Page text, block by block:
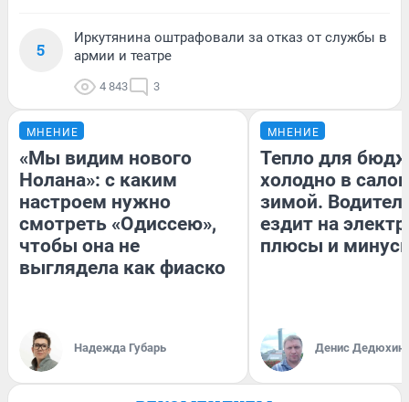
5
Иркутянина оштрафовали за отказ от службы в
армии и театре
4 843 3
МНЕНИЕ
«Мы видим нового
Нолана»: с каким
настроем нужно
смотреть «Одиссею»,
чтобы она не
выглядела как фиаско
Надежда Губарь
МНЕНИЕ
Тепло для
холодно в
зимой.
ездит на
плюсы и
Денис Дедюхин